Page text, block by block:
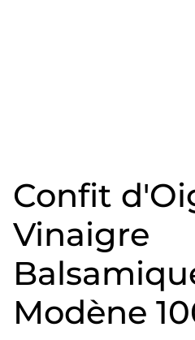
Confit
Vinaigre
Modène